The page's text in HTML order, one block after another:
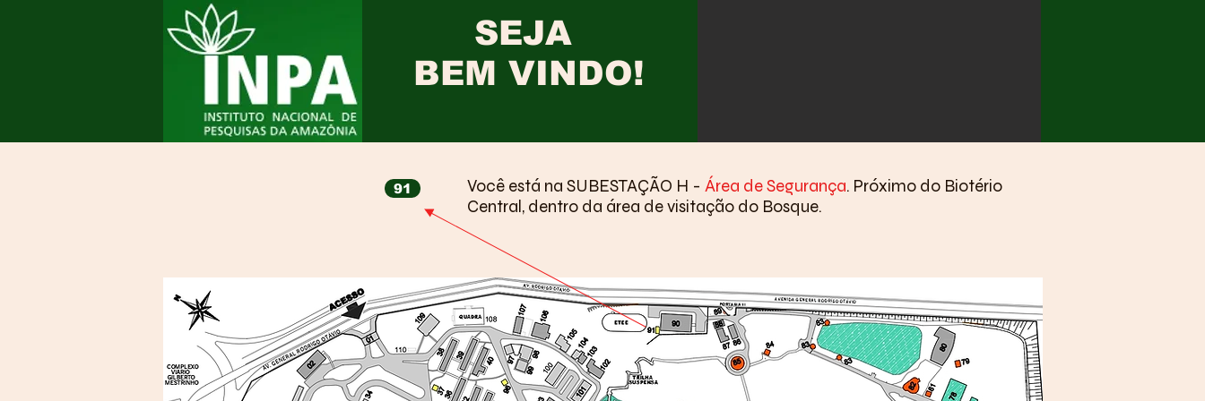
SEJA
BEM VINDO!
91 Você está na SUBESTAÇÃO H - Área de Segurança. Próximo do Biotério
Central, dentro da área de visitação do Bosque.